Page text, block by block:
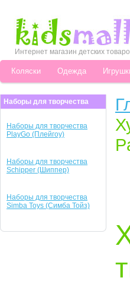
Интернет магазин детских
Коляски Одежда
Наборы для творчества
Наборы для творчества
PlayGo (Плейгоу)
Наборы для творчества
Schipper (Шиппер)
Наборы для творчества
Simba Toys (Симба Тойз)